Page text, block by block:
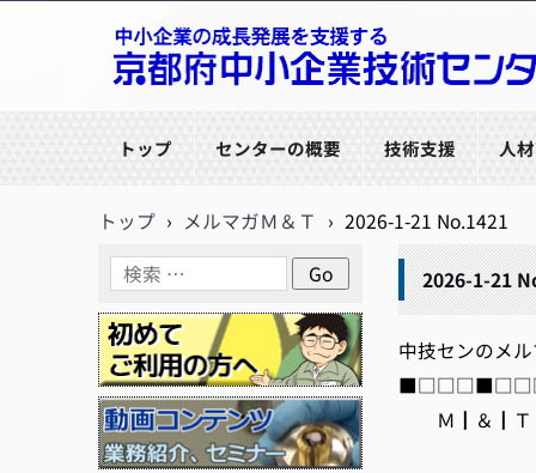
トップ センターの概要 技術支援 人
トップ › メルマガＭ＆Ｔ › 2026-1-21 No.1421
2026-1-21
中技センのメ
Ｍ┃＆┃Ｔ